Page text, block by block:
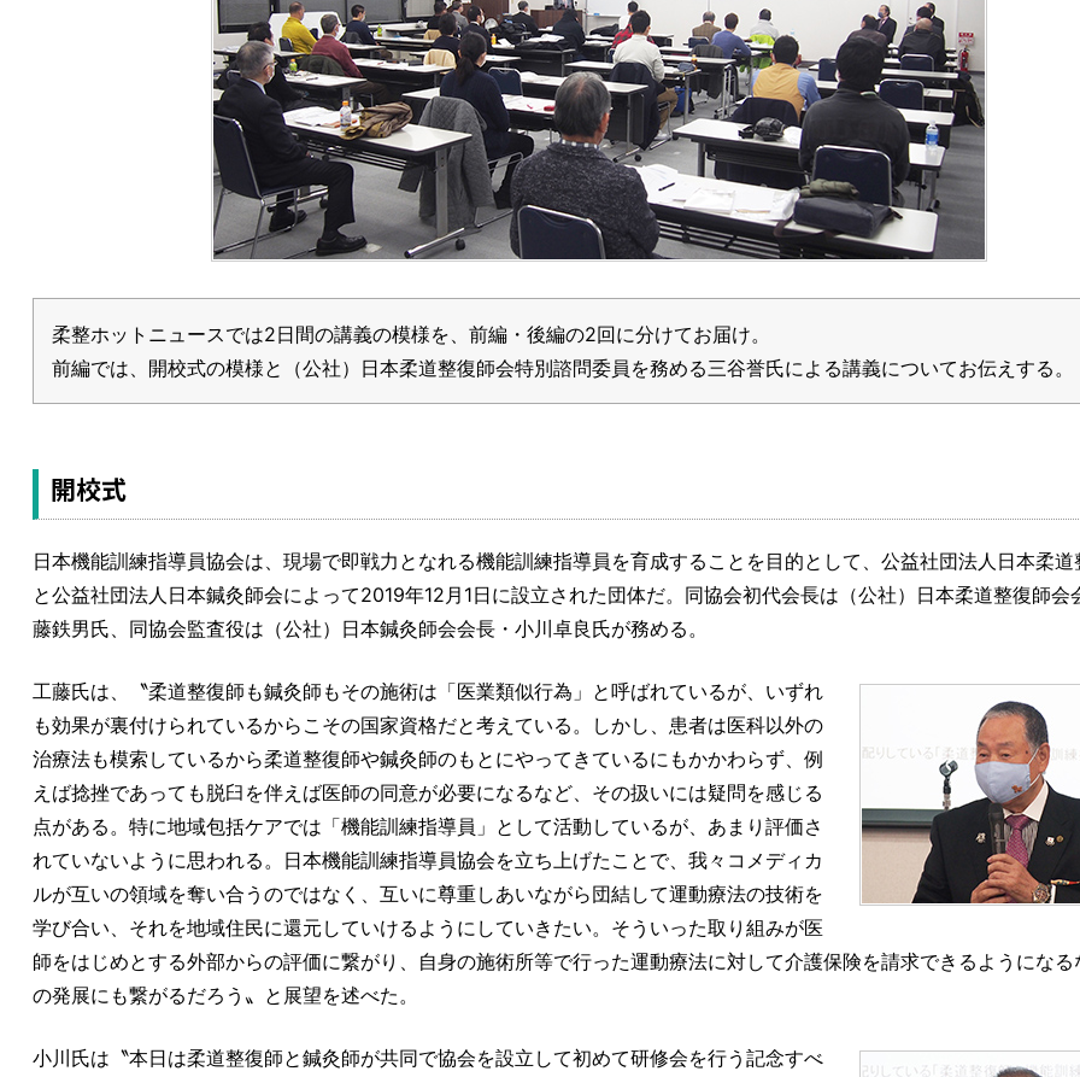
柔整ホットニュースでは2日間の講義の模様を、前編・後編の2回に分けてお届け。
前編では、開校式の模様と（公社）日本柔道整復師会特別諮問委員を務める三谷誉氏による講義についてお伝えする。
開校式
日本機能訓練指導員協会は、現場で即戦力となれる機能訓練指導員を育成することを目的として、公益社団法人日本柔道
と公益社団法人日本鍼灸師会によって2019年12月1日に設立された団体だ。同協会初代会長は（公社）日本柔道整復師会
藤鉄男氏、同協会監査役は（公社）日本鍼灸師会会長・小川卓良氏が務める。
工藤氏は、〝柔道整復師も鍼灸師もその施術は「医業類似行為」と呼ばれているが、いずれ
も効果が裏付けられているからこその国家資格だと考えている。しかし、患者は医科以外の
治療法も模索しているから柔道整復師や鍼灸師のもとにやってきているにもかかわらず、例
えば捻挫であっても脱臼を伴えば医師の同意が必要になるなど、その扱いには疑問を感じる
点がある。特に地域包括ケアでは「機能訓練指導員」として活動しているが、あまり評価さ
れていないように思われる。日本機能訓練指導員協会を立ち上げたことで、我々コメディカ
ルが互いの領域を奪い合うのではなく、互いに尊重しあいながら団結して運動療法の技術を
学び合い、それを地域住民に還元していけるようにしていきたい。そういった取り組みが医
師をはじめとする外部からの評価に繋がり、自身の施術所等で行った運動療法に対して介護保険を請求できるようになる
の発展にも繋がるだろう〟と展望を述べた。
小川氏は〝本日は柔道整復師と鍼灸師が共同で協会を設立して初めて研修会を行う記念すべ